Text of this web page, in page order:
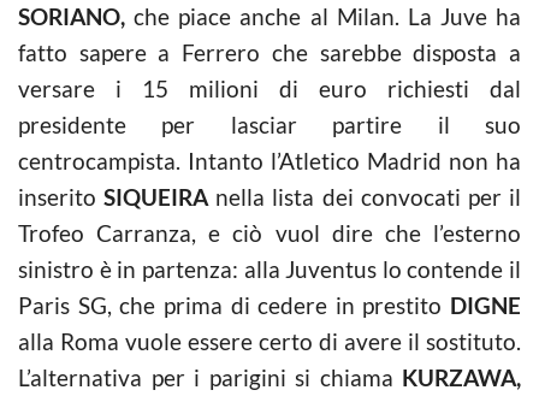
SORIANO, che piace anche al Milan. La Juve ha
fatto sapere a Ferrero che sarebbe disposta a
versare i 15 milioni di euro richiesti dal
presidente per lasciar partire il suo
centrocampista. Intanto l’Atletico Madrid non ha
inseritoSIQUEIRA nella lista dei convocati per il
Trofeo Carranza, e ciò vuol dire che l’esterno
sinistro è in partenza: alla Juventus lo contende il
Paris SG, che prima di cedere in prestito DIGNE
alla Roma vuole essere certo di avere il sostituto.
L’alternativa per i parigini si chiama KURZAWA,